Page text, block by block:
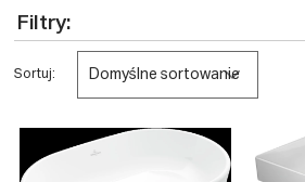
Filtry:
Sortuj: Domyślne sortowanie